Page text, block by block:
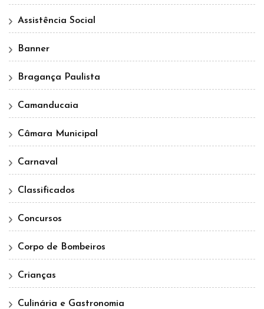
Assistência Social
Banner
Bragança Paulista
Camanducaia
Câmara Municipal
Carnaval
Classificados
Concursos
Corpo de Bombeiros
Crianças
Culinária e Gastronomia